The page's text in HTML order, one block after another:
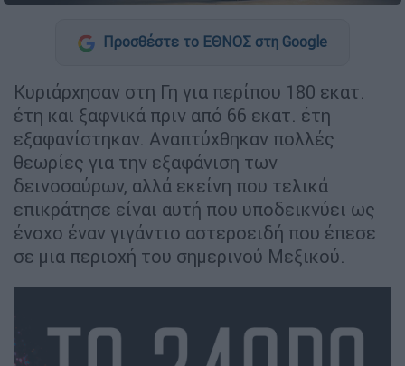
Προσθέστε το ΕΘΝΟΣ στη Google
Κυριάρχησαν στη Γη για περίπου 180 εκατ.
έτη και ξαφνικά πριν από 66 εκατ. έτη
εξαφανίστηκαν. Αναπτύχθηκαν πολλές
θεωρίες για την εξαφάνιση των
δεινοσαύρων, αλλά εκείνη που τελικά
επικράτησε είναι αυτή που υποδεικνύει ως
ένοχο έναν γιγάντιο αστεροειδή που έπεσε
σε μια περιοχή του σημερινού Μεξικού.